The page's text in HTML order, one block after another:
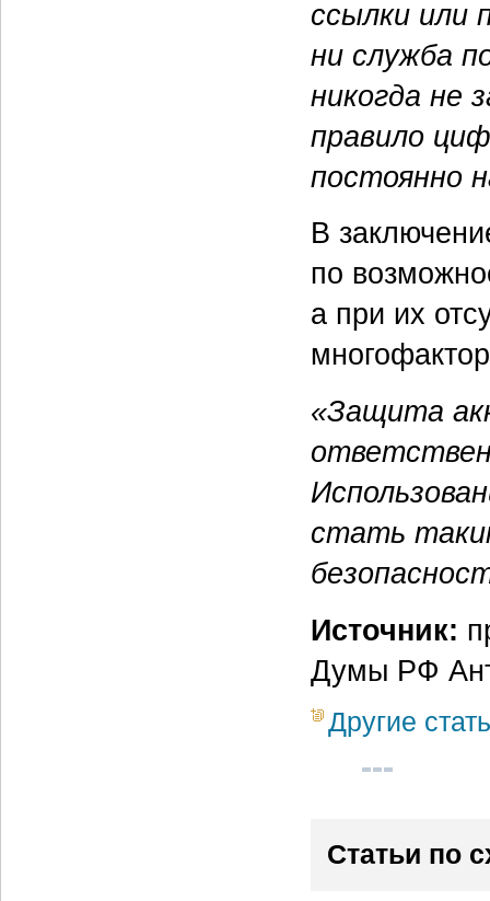
ссылки или
ни служба
никогда не
правило
постоянно
В
по
а при их
«Защита
стать
Источник:
Думы РФ
Другие
Статьи по